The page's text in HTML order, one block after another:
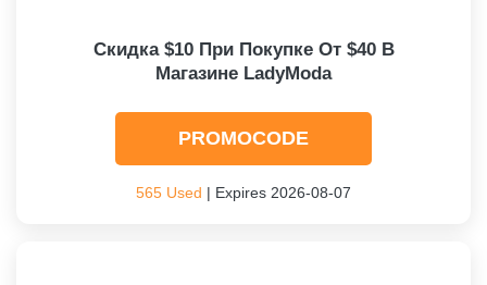
Скидка $10 При Покупке От $40 В
Магазине LadyModa
PROMOCODE
565 Used | Expires 2026-08-07